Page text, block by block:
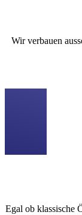
Wir verbauen
Egal ob klassische